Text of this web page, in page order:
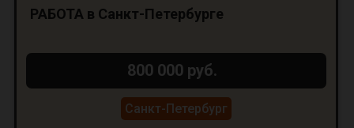
РАБОТА в Санкт-Петербурге
800 000 руб.
Санкт-Петербург